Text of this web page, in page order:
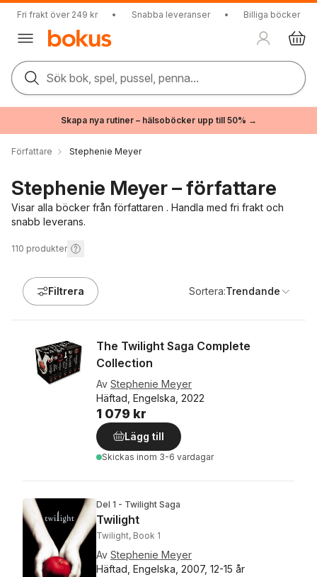
Fri frakt över 249 kr • Snabba leveranser • Billiga böcker
Sök bok, spel, pussel, penna...
Skapa nya rutiner – hälsoböcker upp till 50% →
Författare Stephenie Meyer
Stephenie Meyer – författare
Visar alla böcker från författaren . Handla med fri frakt och
snabb leverans.
110 produkter
Filtrera Sortera:Trendande
The Twilight Saga Complete
Collection
Av Stephenie Meyer
Häftad, Engelska, 2022
1 079 kr
Lägg till
Skickas inom 3-6 vardagar
Del 1 - Twilight Saga
Twilight
Twilight, Book 1
Av Stephenie Meyer
Häftad, Engelska, 2007, 12-15 år